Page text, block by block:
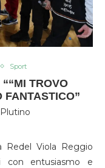
Sport
TROVO
FANTASTICO”
Redel Viola Reggio
con entusiasmo e